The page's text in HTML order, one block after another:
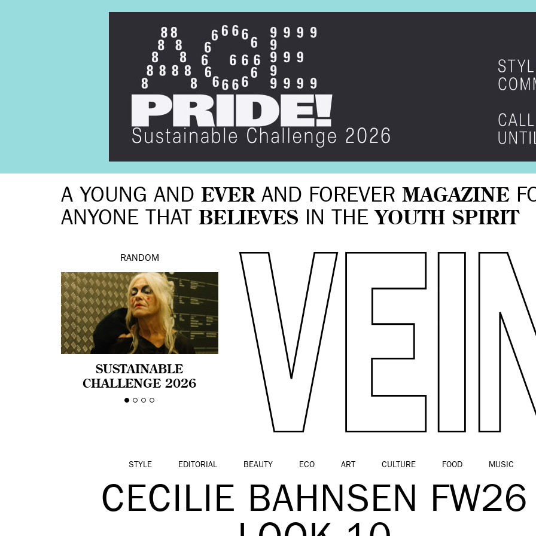
A YOUNG AND EVERAND FOREVER MAGAZINE
ANYONE THAT BELIEVES IN THE YOUTH SPIRIT
RANDOM
SUSTAINABLE
CHALLENGE 2026
CELEBRA LA
STYLE EDITORIAL BEAUTY ECO ART CULTURE FOOD MUSIC
CECILIE BAHNSEN FW26